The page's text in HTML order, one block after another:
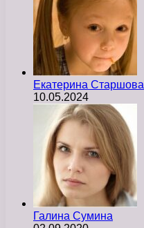
Екатерина Старшова
10.05.2024
Галина Сумина